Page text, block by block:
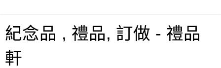
紀念品 , 禮品, 訂做 - 禮品
軒